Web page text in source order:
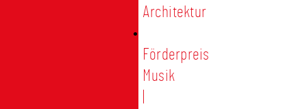
Architektur
Förderpreis
Musik